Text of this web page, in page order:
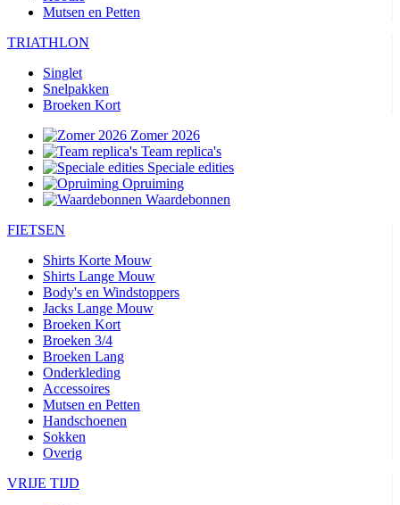
Mutsen en Petten
TRIATHLON
Singlet
Snelpakken
Broeken Kort
Zomer 2026
Team replica's
Speciale edities
Opruiming
Waardebonnen
FIETSEN
Shirts Korte Mouw
Shirts Lange Mouw
Body's en Windstoppers
Jacks Lange Mouw
Broeken Kort
Broeken 3/4
Broeken Lang
Onderkleding
Accessoires
Mutsen en Petten
Handschoenen
Sokken
Overig
VRIJE TIJD